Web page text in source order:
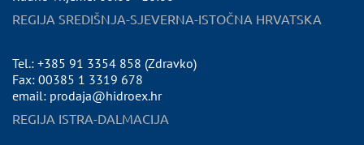
REGIJA SREDIŠNJA-SJEVERNA-ISTOČNA HRVATSKA
Tel.: +385 91 3354 858 (Zdravko)
Fax: 00385 1 3319 678
email: prodaja@hidroex.hr
REGIJA ISTRA-DALMACIJA